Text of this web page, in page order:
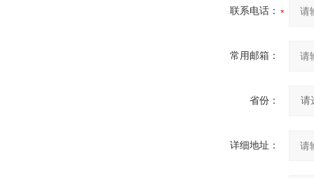
联系电话：
常用邮箱：
省份：
详细地址：